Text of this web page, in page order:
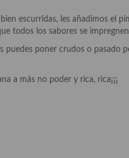
escurridas, les añadimos el
todos los sabores se
puedes poner crudos o pasado
a más no poder y rica, rica¡¡¡